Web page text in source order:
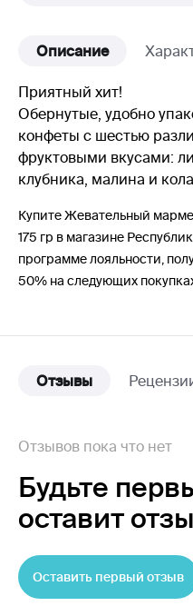
Описание
Приятный хит!
Обернутые, удобно
конфеты с шестью
фруктовыми вкусами:
клубника, малина и кола.
Купите Жевательный
175 гр в магазине
программе лояльности,
50% на следующих
Отзывы
Отзывов пока что нет
Будьте
оставит
Оставить первый отзыв